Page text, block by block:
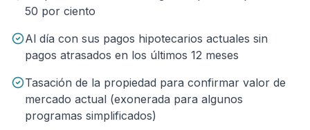
50 por ciento
Al día con sus pagos hipotecarios actuales sin
pagos atrasados en los últimos 12 meses
Tasación de la propiedad para confirmar valor de
mercado actual (exonerada para algunos
programas simplificados)